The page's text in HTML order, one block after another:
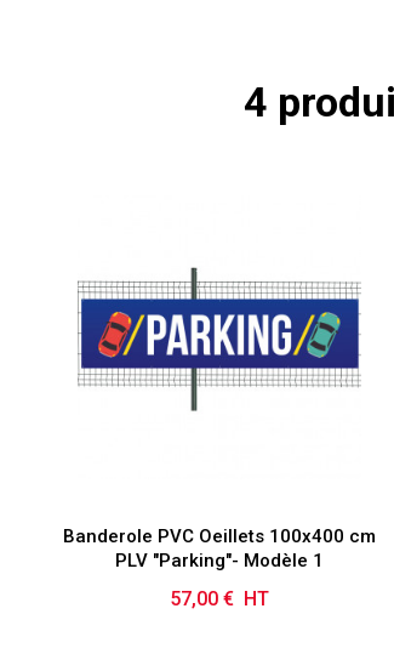
4
Banderole PVC Oeillets 100x400 cm
PLV "Parking"- Modèle 1
Prix
57,00 € HT